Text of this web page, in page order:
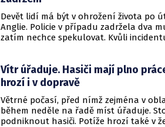
Devět lidí má být v ohrožení života po
Anglie. Policie v případu zadržela dva
zatím nechce spekulovat. Kvůli
Vítr úřaduje. Hasiči mají plno
hrozí i v dopravě
Větrné počasí, před nímž zejména v
během neděle na řadě míst úřaduje.
podniknout hasiči. Potíže hrozí také v